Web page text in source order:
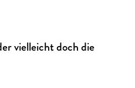
lesbar und die
und Noah lassen mich als
vielleicht doch die